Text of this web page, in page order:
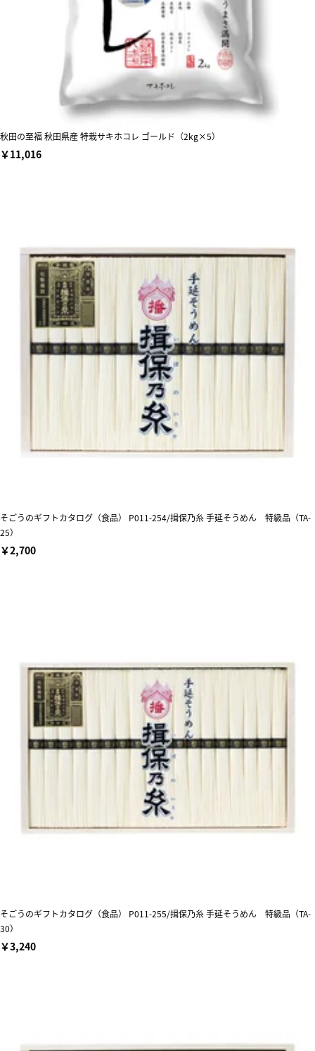
秋田の至福 秋田県産 特栽サキホコレ ゴールド（2kg×5）
￥11,016
そごうのギフトカタログ（食品） P011-254/揖保乃糸 手延そうめん 特級品（TA-
25）
￥2,700
そごうのギフトカタログ（食品） P011-255/揖保乃糸 手延そうめん 特級品（TA-
30）
￥3,240